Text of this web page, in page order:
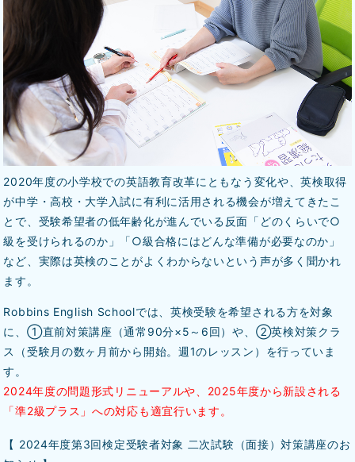
2020年度の小学校での英語教育改革にともなう変化や、英検取得
が中学・高校・大学入試に有利に活用される機会が増えてきたこ
とで、受験希望者の低年齢化が進んでいる反面「どのくらいで○
級を受けられるのか」「○級合格にはどんな準備が必要なのか」
など、実際は英検のことがよくわからないという声が多く聞かれ
ます。
Robbins English Schoolでは、英検受験を希望される方を対象
に、①直前対策講座（通常90分×5～6回）や、②英検対策クラ
ス（受験月の数ヶ月前から開始。週1のレッスン）を行っていま
す。
2024年度の問題形式リニューアルや、2025年度から新設される
「準2級プラス」への対応も適宜行います。
【 2024年度第3回検定受験者対象 二次試験（面接）対策講座のお